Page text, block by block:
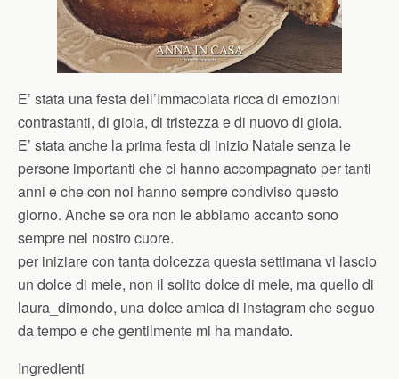
E’ stata una festa dell’Immacolata ricca di emozioni
contrastanti, di gioia, di tristezza e di nuovo di gioia.
E’ stata anche la prima festa di inizio Natale senza le
persone importanti che ci hanno accompagnato per tanti
anni e che con noi hanno sempre condiviso questo
giorno. Anche se ora non le abbiamo accanto sono
sempre nel nostro cuore.
per iniziare con tanta dolcezza questa settimana vi lascio
un dolce di mele, non il solito dolce di mele, ma quello di
laura_dimondo, una dolce amica di instagram che seguo
da tempo e che gentilmente mi ha mandato.
Ingredienti